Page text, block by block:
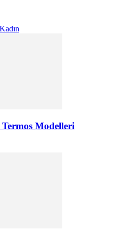
Kadın
Modelleri